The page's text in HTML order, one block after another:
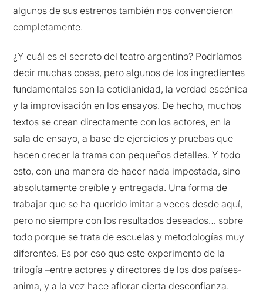
algunos de sus estrenos también nos convencieron
completamente.
¿Y cuál es el secreto del teatro argentino? Podríamos
decir muchas cosas, pero algunos de los ingredientes
fundamentales son la cotidianidad, la verdad escénica
y la improvisación en los ensayos. De hecho, muchos
textos se crean directamente con los actores, en la
sala de ensayo, a base de ejercicios y pruebas que
hacen crecer la trama con pequeños detalles. Y todo
esto, con una manera de hacer nada impostada, sino
absolutamente creíble y entregada. Una forma de
trabajar que se ha querido imitar a veces desde aquí,
pero no siempre con los resultados deseados… sobre
todo porque se trata de escuelas y metodologías muy
diferentes. Es por eso que este experimento de la
trilogía –entre actores y directores de los dos países-
anima, y a la vez hace aflorar cierta desconfianza.